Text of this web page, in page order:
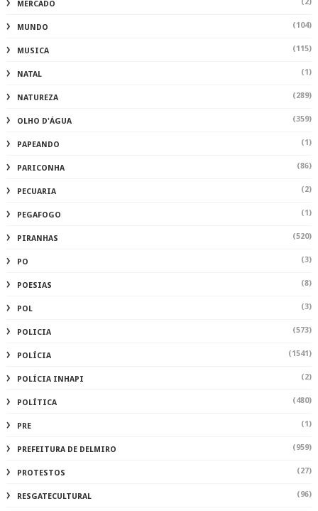
MERCADO (2)
MUNDO (104)
MUSICA (115)
NATAL (1)
NATUREZA (289)
OLHO D'ÁGUA (359)
PAPEANDO (1)
PARICONHA (86)
PECUARIA (2)
PEGAFOGO (1)
PIRANHAS (520)
PO (3)
POESIAS (8)
POL (3)
POLICIA (573)
POLÍCIA (1541)
POLÍCIA INHAPI (2)
POLÍTICA (480)
PRE (1)
PREFEITURA DE DELMIRO (959)
PROTESTOS (27)
RESGATECULTURAL (96)